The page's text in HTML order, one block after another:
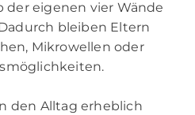
der eigenen vier Wände
bleiben Eltern
Mikrowellen oder
den Alltag erheblich